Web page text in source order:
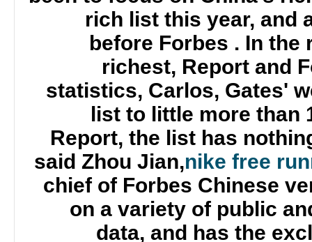
rich list this year, and
before Forbes . In
richest, Report and
statistics, Carlos, Gates'
list to little more than
Report, the list has
said Zhou Jian,nike free
chief of Forbes Chinese
on a variety of public
data, and has the